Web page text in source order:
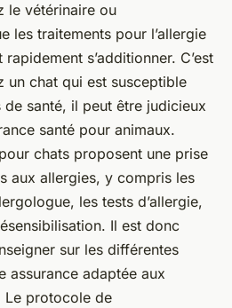
le vétérinaire ou
les traitements pour l’allergie
s’additionner. C’est
un chat qui est susceptible
de santé, il peut être judicieux
santé pour animaux.
chats proposent une prise
aux allergies, y compris les
les tests d’allergie,
Il est donc
sur les différentes
assurance adaptée aux
Le protocole de